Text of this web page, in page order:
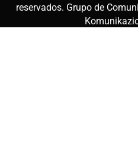
reservados. Grupo de